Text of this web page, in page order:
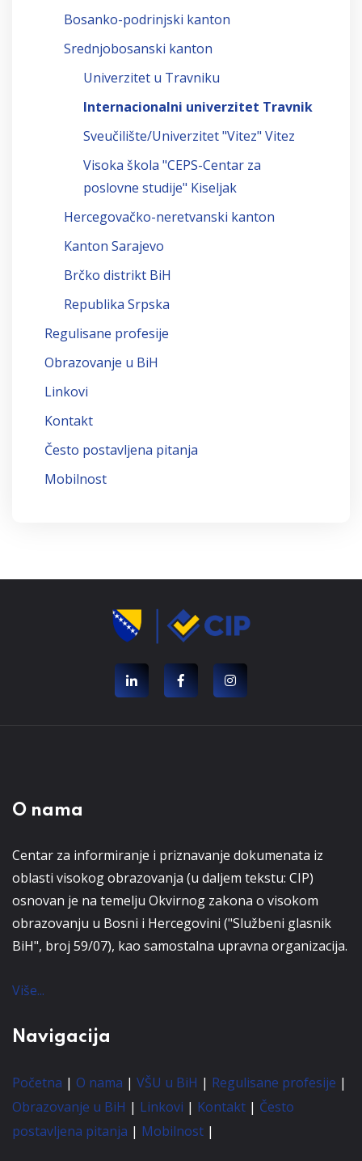
Bosanko-podrinjski kanton
Srednjobosanski kanton
Univerzitet u Travniku
Internacionalni univerzitet Travnik
Sveučilište/Univerzitet "Vitez" Vitez
Visoka škola "CEPS-Centar za
poslovne studije" Kiseljak
Hercegovačko-neretvanski kanton
Kanton Sarajevo
Brčko distrikt BiH
Republika Srpska
Regulisane profesije
Obrazovanje u BiH
Linkovi
Kontakt
Često postavljena pitanja
Mobilnost
O nama
Centar za informiranje i priznavanje dokumenata iz
oblasti visokog obrazovanja (u daljem tekstu: CIP)
osnovan je na temelju Okvirnog zakona o visokom
obrazovanju u Bosni i Hercegovini ("Službeni glasnik
BiH", broj 59/07), kao samostalna upravna organizacija.
Više...
Navigacija
Početna | O nama | VŠU u BiH | Regulisane profesije |
Obrazovanje u BiH | Linkovi | Kontakt | Često
postavljena pitanja | Mobilnost |